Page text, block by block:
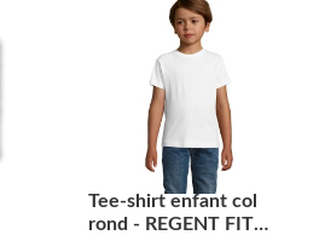
Tee-shirt enfant col
rond - REGENT FIT